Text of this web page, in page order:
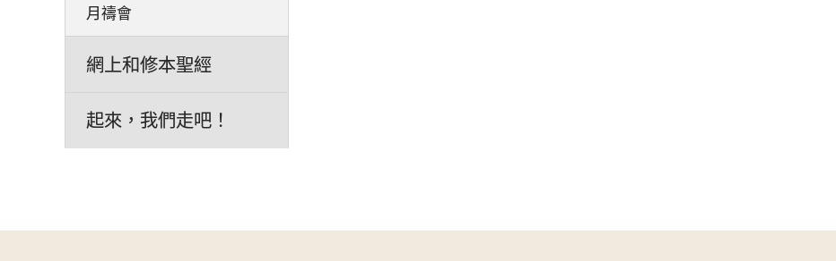
月禱會
網上和修本聖經
起來，我們走吧！